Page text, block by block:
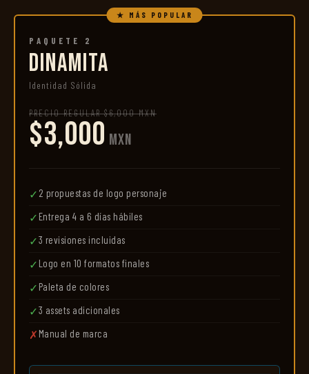
★ MÁS POPULAR
PAQUETE 2
DINAMITA
Identidad Sólida
PRECIO REGULAR $6,000 MXN
$3,000 MXN
✓ 2 propuestas de logo personaje
✓ Entrega 4 a 6 días hábiles
✓3 revisiones incluidas
✓ Logo en 10 formatos finales
✓ Paleta de colores
✓3 assets adicionales
✗ Manual de marca